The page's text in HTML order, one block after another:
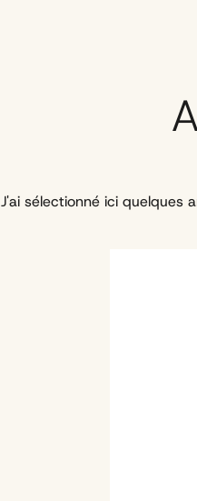
J'ai sélectionné ici quelques